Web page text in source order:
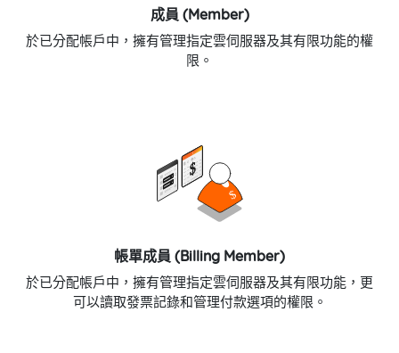
成員 (Member)
於已分配帳戶中，擁有管理指定雲伺服器及其有限功能的權
限。
帳單成員 (Billing Member)
於已分配帳戶中，擁有管理指定雲伺服器及其有限功能，更
可以讀取發票記錄和管理付款選項的權限。